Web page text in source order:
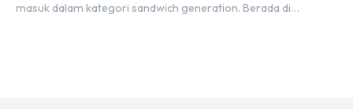
masuk dalam kategori sandwich generation. Berada di